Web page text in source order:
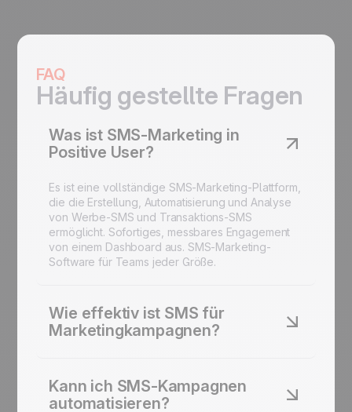
FAQ
Häufig gestellte Fragen
Was ist SMS-Marketing in
Positive User?
Es ist eine vollständige SMS-Marketing-Plattform,
die die Erstellung, Automatisierung und Analyse
von Werbe-SMS und Transaktions-SMS
ermöglicht. Sofortiges, messbares Engagement
von einem Dashboard aus. SMS-Marketing-
Software für Teams jeder Größe.
Wie effektiv ist SMS für
Marketingkampagnen?
gelesen. SMS-Marketing bleibt die schnellste
Form der Kundenkommunikation. Höheres
Kann ich SMS-Kampagnen
automatisieren?